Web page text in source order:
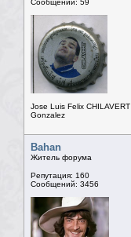
Сообщений: 59
Jose Luis Felix CHILAVERT
Gonzalez
Bahan
Житель форума
Репутация: 160
Сообщений: 3456